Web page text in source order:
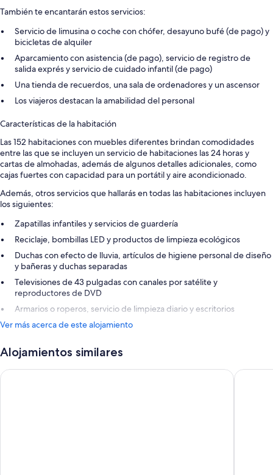
También te encantarán estos servicios:
Servicio de limusina o coche con chófer, desayuno bufé (de pago) y
bicicletas de alquiler
Aparcamiento con asistencia (de pago), servicio de registro de
salida exprés y servicio de cuidado infantil (de pago)
Una tienda de recuerdos, una sala de ordenadores y un ascensor
Los viajeros destacan la amabilidad del personal
Características de la habitación
Las 152 habitaciones con muebles diferentes brindan comodidades
entre las que se incluyen un servicio de habitaciones las 24 horas y
cartas de almohadas, además de algunos detalles adicionales, como
cajas fuertes con capacidad para un portátil y aire acondicionado.
Además, otros servicios que hallarás en todas las habitaciones incluyen
los siguientes:
Zapatillas infantiles y servicios de guardería
Reciclaje, bombillas LED y productos de limpieza ecológicos
Duchas con efecto de lluvia, artículos de higiene personal de diseño
y bañeras y duchas separadas
Televisiones de 43 pulgadas con canales por satélite y
reproductores de DVD
Armarios o roperos, servicio de limpieza diario y escritorios
Ver más acerca de este alojamiento
Alojamientos similares
Eurostars Grand Hotel Wien Hilton